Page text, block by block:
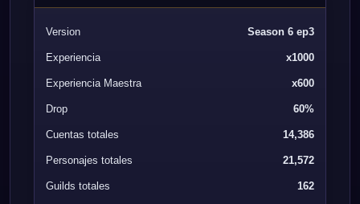
Version Season 6 ep3
Experiencia x1000
Experiencia Maestra x600
Drop 60%
Cuentas totales 14,386
Personajes totales 21,572
Guilds totales 162